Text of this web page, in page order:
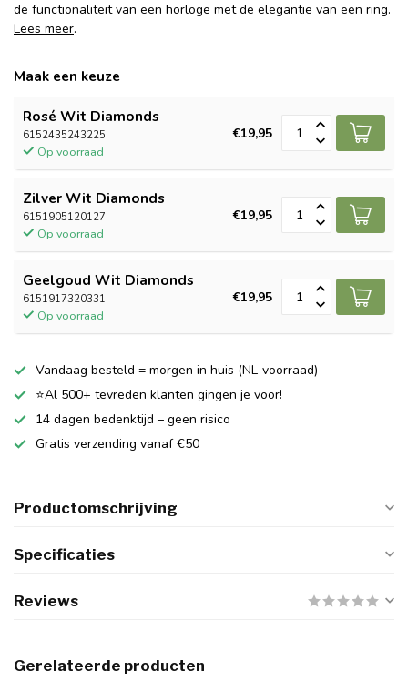
de functionaliteit van een horloge met de elegantie van een ring.
Lees meer.
Maak een keuze
Rosé Wit Diamonds
6152435243225
Op voorraad
€19,95
Zilver Wit Diamonds
6151905120127
Op voorraad
€19,95
Geelgoud Wit Diamonds
6151917320331
Op voorraad
€19,95
Vandaag besteld = morgen in huis (NL-voorraad)
⭐Al 500+ tevreden klanten gingen je voor!
14 dagen bedenktijd – geen risico
Gratis verzending vanaf €50
Productomschrijving
Specificaties
Reviews
Gerelateerde producten